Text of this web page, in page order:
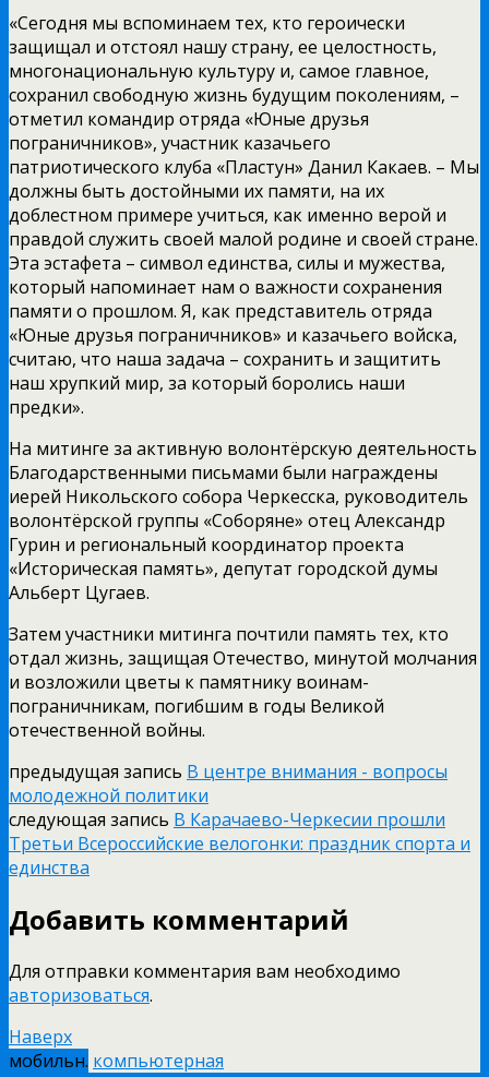
«Сегодня мы вспоминаем тех, кто героически
защищал и отстоял нашу страну, ее целостность,
многонациональную культуру и, самое главное,
сохранил свободную жизнь будущим поколениям, –
отметил командир отряда «Юные друзья
пограничников», участник казачьего
патриотического клуба «Пластун» Данил Какаев. – Мы
должны быть достойными их памяти, на их
доблестном примере учиться, как именно верой и
правдой служить своей малой родине и своей стране.
Эта эстафета – символ единства, силы и мужества,
который напоминает нам о важности сохранения
памяти о прошлом. Я, как представитель отряда
«Юные друзья пограничников» и казачьего войска,
считаю, что наша задача – сохранить и защитить
наш хрупкий мир, за который боролись наши
предки».
На митинге за активную волонтёрскую деятельность
Благодарственными письмами были награждены
иерей Никольского собора Черкесска, руководитель
волонтёрской группы «Соборяне» отец Александр
Гурин и региональный координатор проекта
«Историческая память», депутат городской думы
Альберт Цугаев.
Затем участники митинга почтили память тех, кто
отдал жизнь, защищая Отечество, минутой молчания
и возложили цветы к памятнику воинам-
пограничникам, погибшим в годы Великой
отечественной войны.
предыдущая запись В центре внимания - вопросы
молодежной политики
следующая запись В Карачаево-Черкесии прошли
Третьи Всероссийские велогонки: праздник спорта и
единства
Добавить комментарий
Для отправки комментария вам необходимо
авторизоваться.
Наверх
мобильн. компьютерная